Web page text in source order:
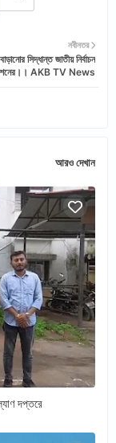
নবীনতর
সিদ্ধান্ত জাতীয় নির্বাচন
AKB TV News
আরও দেখান
দপ্তরে